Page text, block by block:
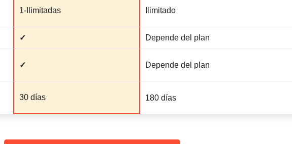
1-Ilimitadas Ilimitado
✓ Depende del plan
✓ Depende del plan
30 días 180 días